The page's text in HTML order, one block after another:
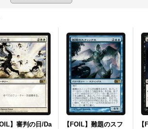
】審判の日/Da
【FOIL】難題のスフ